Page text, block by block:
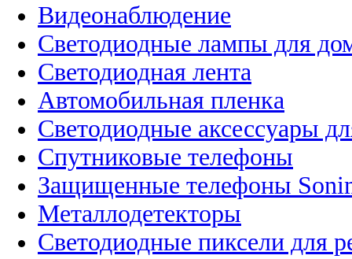
Видеонаблюдение
Светодиодные лампы для
Светодиодная лента
Автомобильная пленка
Светодиодные аксессуары
Спутниковые телефоны
Защищенные телефоны
Металлодетекторы
Светодиодные пиксели для